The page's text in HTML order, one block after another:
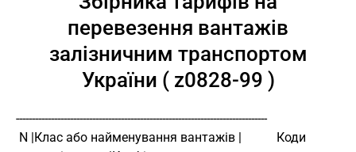
перевезення вантажів
залізничним транспортом
України ( z0828-99 )
-------------------------------------------------------------------------------